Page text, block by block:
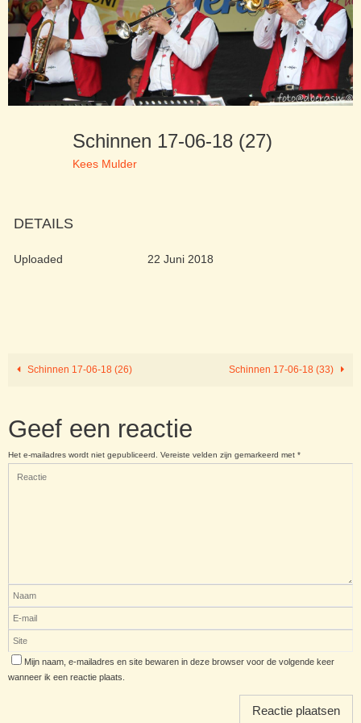
Schinnen 17-06-18 (27)
Kees Mulder
DETAILS
Uploaded 22 Juni 2018
Schinnen 17-06-18 (26) Schinnen 17-06-18 (33)
Geef een reactie
Het e-mailadres wordt niet gepubliceerd. Vereiste velden zijn gemarkeerd met *
Mijn naam, e-mailadres en site bewaren in deze browser voor de volgende keer
wanneer ik een reactie plaats.